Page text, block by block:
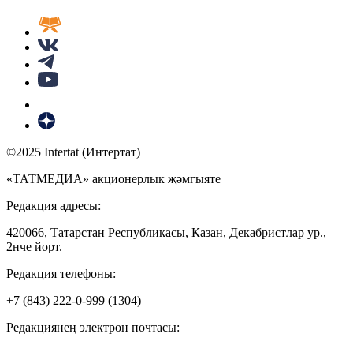
©2025 Intertat (Интертат)
«ТАТМЕДИА» акционерлык җәмгыяте
Редакция адресы:
420066, Татарстан Республикасы, Казан, Декабристлар ур.,
2нче йорт.
Редакция телефоны:
+7 (843) 222-0-999 (1304)
Редакциянең электрон почтасы: